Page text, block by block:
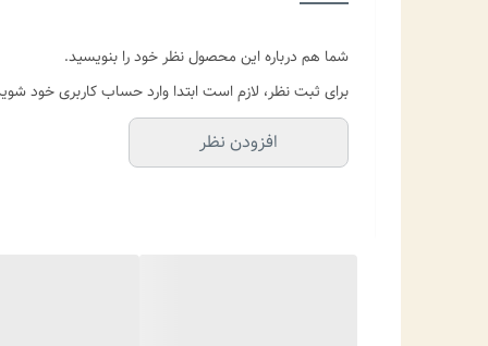
شما هم درباره این محصول نظر خود را بنویسید.
برای ثبت نظر، لازم است ابتدا وارد حساب کاربری خود
افزودن نظر